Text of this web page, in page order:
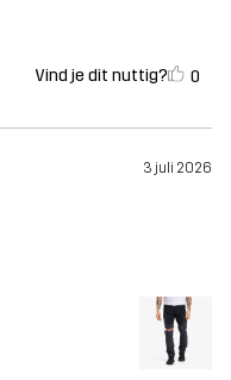
Vind je dit nuttig? 0
3 juli 2026